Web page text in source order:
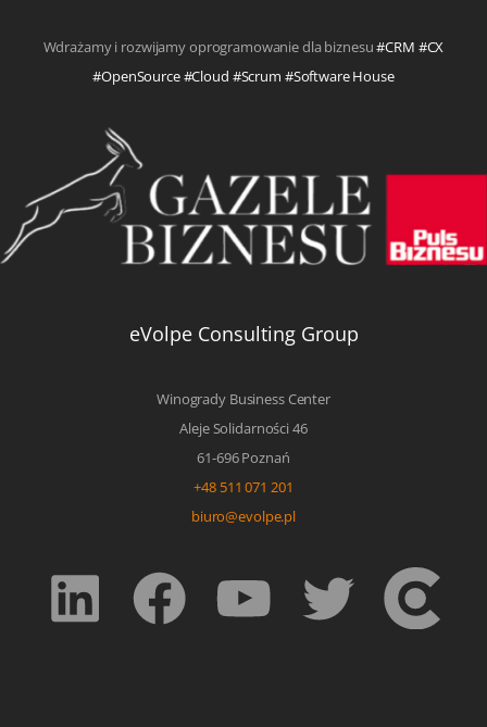
Wdrażamy i rozwijamy oprogramowanie dla biznesu#CRM #CX
#OpenSource #Cloud #Scrum #Software House
eVolpe Consulting Group
Winogrady Business Center
Aleje Solidarności 46
61-696 Poznań
+48 511 071 201
biuro@evolpe.pl